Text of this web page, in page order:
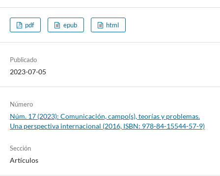
pdf epub html
Publicado
2023-07-05
Número
Núm. 17 (2023): Comunicación, campo(s), teorías y problemas.
Una perspectiva internacional (2016, ISBN: 978-84-15544-57-9)
Sección
Artículos